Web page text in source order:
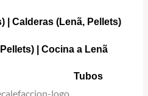
Calderas (Lenã, Pellets)
| Cocina a Lenã
Tubos